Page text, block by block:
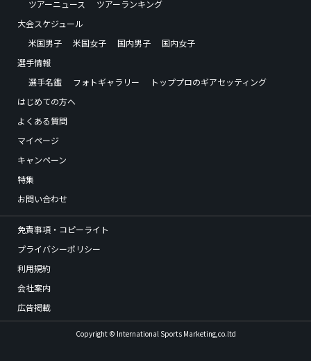
ツアーニュース
ツアーランキング
大会スケジュール
米国男子
米国女子 国内男子
国内女子
選手情報
選手名鑑
フォトギャラリー
トッププロのギアセッティング
はじめての方へ
よくある質問
マイページ
キャンペーン
特集
お問い合わせ
免責事項・コピーライト
プライバシーポリシー
利用規約
会社案内
広告掲載
Copyright © International Sports Marketing,co.ltd